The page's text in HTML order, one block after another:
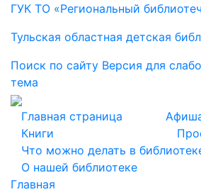
ГУК ТО «Региональный
Тульская областная детская
Поиск по сайту Версия для
тема
Главная страница
Книги
Что можно делать в
О нашей библиотеке
Главная